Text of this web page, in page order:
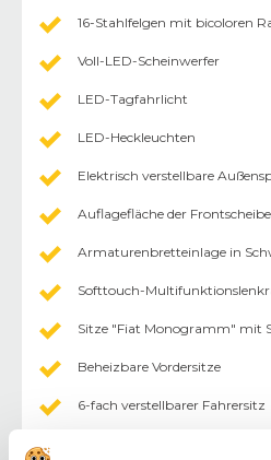
16-Stahlfelgen mit bicoloren
Voll-LED-Scheinwerfer
LED-Tagfahrlicht
LED-Heckleuchten
Elektrisch verstellbare
Auflagefläche der
Armaturenbretteinlage in
Softtouch-
Sitze "Fiat Monogramm" mit
Beheizbare Vordersitze
6-fach verstellbarer Fahrersitz